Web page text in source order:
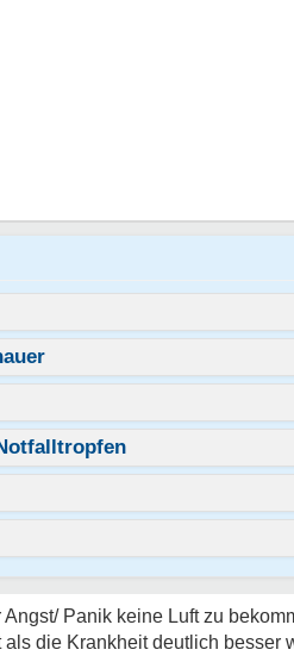
Panik keine Luft zu
die Krankheit deutlich besser